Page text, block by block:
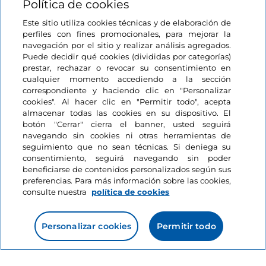
Información del sitio
Enlaces útiles
Acceso
Estamos en contacto
Política de cookies
Este sitio utiliza cookies técnicas y de elaboración de
perfiles con fines promocionales, para mejorar la
navegación por el sitio y realizar análisis agregados.
Puede decidir qué cookies (divididas por categorías)
prestar, rechazar o revocar su consentimiento en
cualquier momento accediendo a la sección
correspondiente y haciendo clic en "Personalizar
cookies". Al hacer clic en "Permitir todo", acepta
almacenar todas las cookies en su dispositivo. El
botón "Cerrar" cierra el banner, usted seguirá
navegando sin cookies ni otras herramientas de
seguimiento que no sean técnicas. Si deniega su
consentimiento, seguirá navegando sin poder
beneficiarse de contenidos personalizados según sus
preferencias. Para más información sobre las cookies,
consulte nuestra
política de cookies
Personalizar cookies Permitir todo